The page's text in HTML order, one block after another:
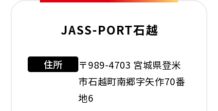
レスト
利用可能カード
JASS-PORT石越
住所
〒989-4703 宮城県登米
市石越町南郷字矢作70番
地6